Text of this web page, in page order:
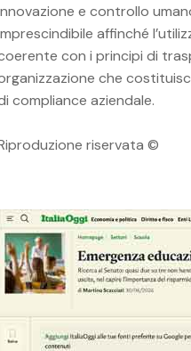
e controllo
affinché
con i principi di
che
compliance aziendale.
riservata ©